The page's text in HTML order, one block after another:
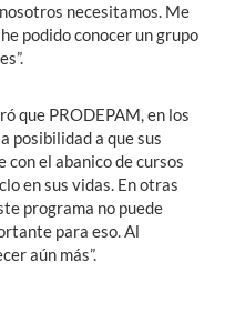
necesitamos. Me
podido conocer un grupo
que PRODEPAM, en los
posibilidad a que sus
el abanico de cursos
en sus vidas. En otras
programa no puede
para eso. Al
aún más”.